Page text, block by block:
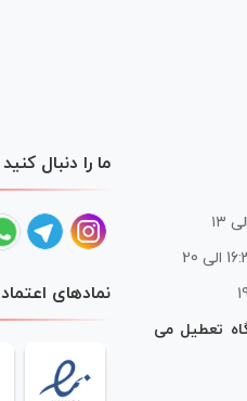
الی 20
تعطیل می
ما را دنبال کنید
نمادهای اعتماد